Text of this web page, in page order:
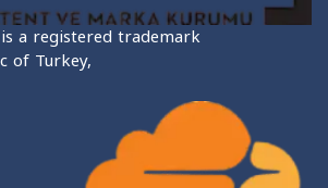
a registered trademark
of Turkey,